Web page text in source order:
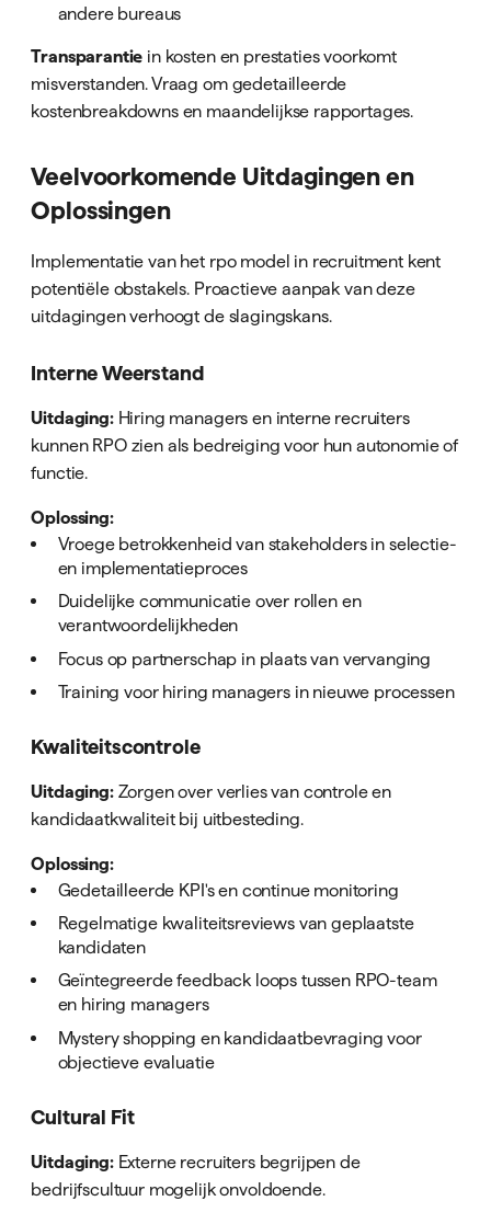
andere bureaus
Transparantie in kosten en prestaties voorkomt
misverstanden. Vraag om gedetailleerde
kostenbreakdowns en maandelijkse rapportages.
Veelvoorkomende Uitdagingen en
Oplossingen
Implementatie van het rpo model in recruitment kent
potentiële obstakels. Proactieve aanpak van deze
uitdagingen verhoogt de slagingskans.
Interne Weerstand
Uitdaging:Hiring managers en interne recruiters
kunnen RPO zien als bedreiging voor hun autonomie of
functie.
Oplossing:
Vroege betrokkenheid van stakeholders in selectie-
en implementatieproces
Duidelijke communicatie over rollen en
verantwoordelijkheden
Focus op partnerschap in plaats van vervanging
Training voor hiring managers in nieuwe processen
Kwaliteitscontrole
Uitdaging:Zorgen over verlies van controle en
kandidaatkwaliteit bij uitbesteding.
Oplossing:
Gedetailleerde KPI's en continue monitoring
Regelmatige kwaliteitsreviews van geplaatste
kandidaten
Geïntegreerde feedback loops tussen RPO-team
en hiring managers
Mystery shopping en kandidaatbevraging voor
objectieve evaluatie
Cultural Fit
Uitdaging:Externe recruiters begrijpen de
bedrijfscultuur mogelijk onvoldoende.